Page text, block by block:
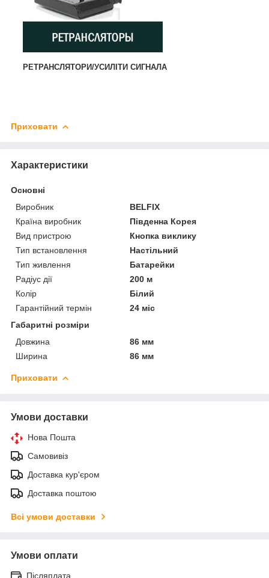
РЕТРАНСЛЯТОРИ/УСИЛІТИ СИГНАЛА
Приховати
Характеристики
Основні
Виробник
BELFIX
Країна виробник
Південна Корея
Вид пристрою
Кнопка виклику
Тип встановлення
Настільний
Тип живлення
Батарейки
Радіус дії
200 м
Колір
Білий
Гарантійний термін
24 міс
Габаритні розміри
Довжина
86 мм
Ширина
86 мм
Приховати
Умови доставки
Нова Пошта
Самовивіз
Доставка кур'єром
Доставка поштою
Всі умови доставки
Умови оплати
Післяплата